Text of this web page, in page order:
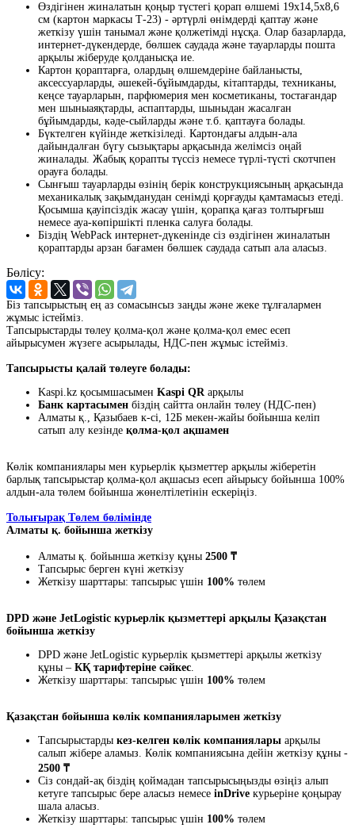
Өздігінен жиналатын қоңыр түстегі қорап өлшемі 19x14,5x8,6
см (картон маркасы Т-23) - әртүрлі өнімдерді қаптау және
жеткізу үшін танымал және қолжетімді нұсқа. Олар базарларда,
интернет-дүкендерде, бөлшек саудада және тауарларды пошта
арқылы жіберуде қолданысқа ие.
Картон қораптарға, олардың өлшемдеріне байланысты,
аксессуарларды, әшекей-бұйымдарды, кітаптарды, техниканы,
кеңсе тауарларын, парфюмерия мен косметиканы, тостағандар
мен шыныаяқтарды, аспаптарды, шыныдан жасалған
бұйымдарды, кәде-сыйларды және т.б. қаптауға болады.
Бүктелген күйінде жеткізіледі. Картондағы алдын-ала
дайындалған бүгу сызықтары арқасында желімсіз оңай
жиналады. Жабық қорапты түссіз немесе түрлі-түсті скотчпен
орауға болады.
Сынғыш тауарларды өзінің берік конструкциясының арқасында
механикалық зақымданудан сенімді қорғауды қамтамасыз етеді.
Қосымша қауіпсіздік жасау үшін, қорапқа қағаз толтырғыш
немесе ауа-көпіршікті пленка салуға болады.
Біздің WebPack интернет-дүкенінде сіз өздігінен жиналатын
қораптарды арзан бағамен бөлшек саудада сатып ала аласыз.
Бөлісу:
Біз тапсырыстың ең аз сомасынсыз заңды және жеке тұлғалармен
жұмыс істейміз.
Тапсырыстарды төлеу қолма-қол және қолма-қол емес есеп
айырысумен жүзеге асырылады, НДС-пен жұмыс істейміз.
Тапсырысты қалай төлеуге болады:
Kaspi.kz қосымшасымен Kaspi QRарқылы
Банк картасымен біздің сайтта онлайн төлеу (НДС-пен)
Алматы қ., Қазыбаев к-сі, 12Б мекен-жайы бойынша келіп
сатып алу кезінде қолма-қол ақшамен
Көлік компаниялары мен курьерлік қызметтер арқылы жіберетін
барлық тапсырыстар қолма-қол ақшасыз есеп айырысу бойынша 100%
алдын-ала төлем бойынша жөнелтілетінін ескеріңіз.
Толығырақ Төлем бөлімінде
Алматы қ. бойынша жеткізу
Алматы қ. бойынша жеткізу құны 2500 ₸
Тапсырыс берген күні жеткізу
Жеткізу шарттары: тапсырыс үшін 100% төлем
DPD және JetLogistic курьерлік қызметтері арқылы Қазақстан
бойынша жеткізу
DPD және JetLogistic курьерлік қызметтері арқылы жеткізу
құны – КҚ тарифтеріне сәйкес.
Жеткізу шарттары: тапсырыс үшін 100% төлем
Қазақстан бойынша көлік компанияларымен жеткізу
Тапсырыстарды кез-келген көлік компаниялары арқылы
салып жібере аламыз. Көлік компаниясына дейін жеткізу құны -
2500 ₸
Сіз сондай-ақ біздің қоймадан тапсырысыңызды өзіңіз алып
кетуге тапсырыс бере аласыз немесе inDrive курьеріне қоңырау
шала аласыз.
Жеткізу шарттары: тапсырыс үшін 100% төлем